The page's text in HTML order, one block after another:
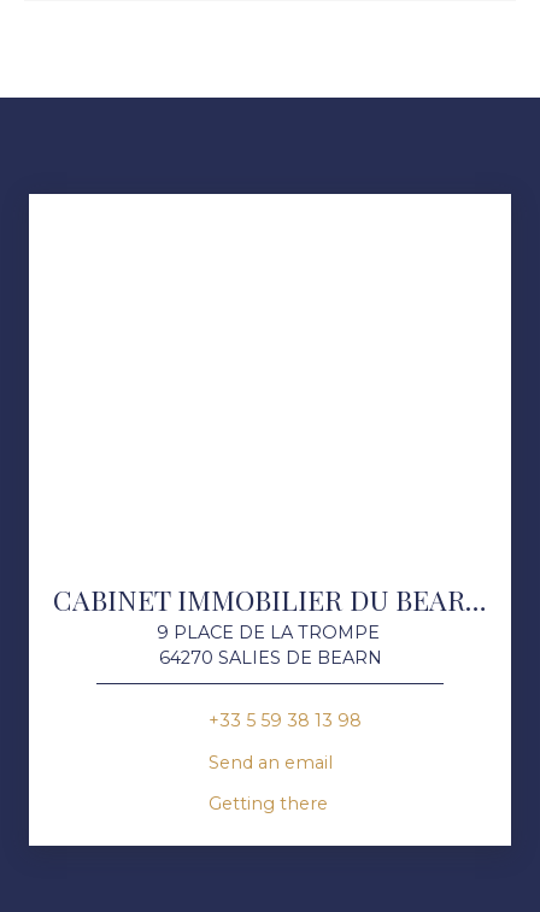
CABINET IMMOBILIER DU BEARN DES GAVES
9 PLACE DE LA TROMPE
64270 SALIES DE BEARN
+33 5 59 38 13 98
Send an email
Getting there